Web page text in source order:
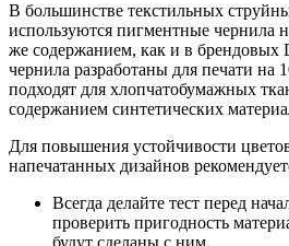
В большинстве текстильных
используются пигментные чернила
же содержанием, как и в
чернила разработаны для печати на
подходят для хлопчатобумажных
содержанием синтетических
Для повышения устойчивости
напечатанных дизайнов
Всегда делайте тест перед
проверить пригодность